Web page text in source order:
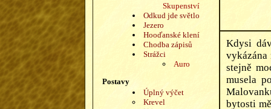
Skupenství
Odkud jde světlo
Jezero
Hooďanské klení
Chodba zápisů
Strážci
Auro
Postavy
Úplný výčet
Krevel
Kdysi
vykázána
stejně
musela
bytosti